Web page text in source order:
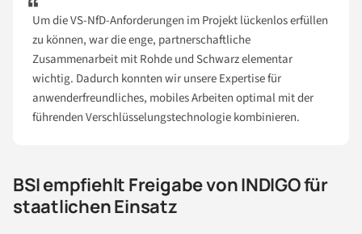
Um die VS-NfD-Anforderungen im Projekt lückenlos erfüllen
zu können, war die enge, partnerschaftliche
Zusammenarbeit mit Rohde und Schwarz elementar
wichtig. Dadurch konnten wir unsere Expertise für
anwenderfreundliches, mobiles Arbeiten optimal mit der
führenden Verschlüsselungstechnologie kombinieren.
BSI empfiehlt Freigabe von INDIGO für
staatlichen Einsatz